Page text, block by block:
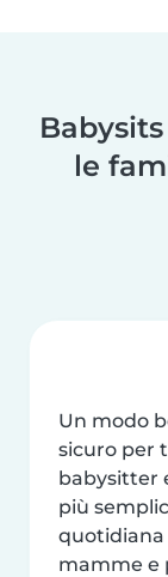
le
Un modo
sicuro per
babysitter
più
quotidiana
mamme e